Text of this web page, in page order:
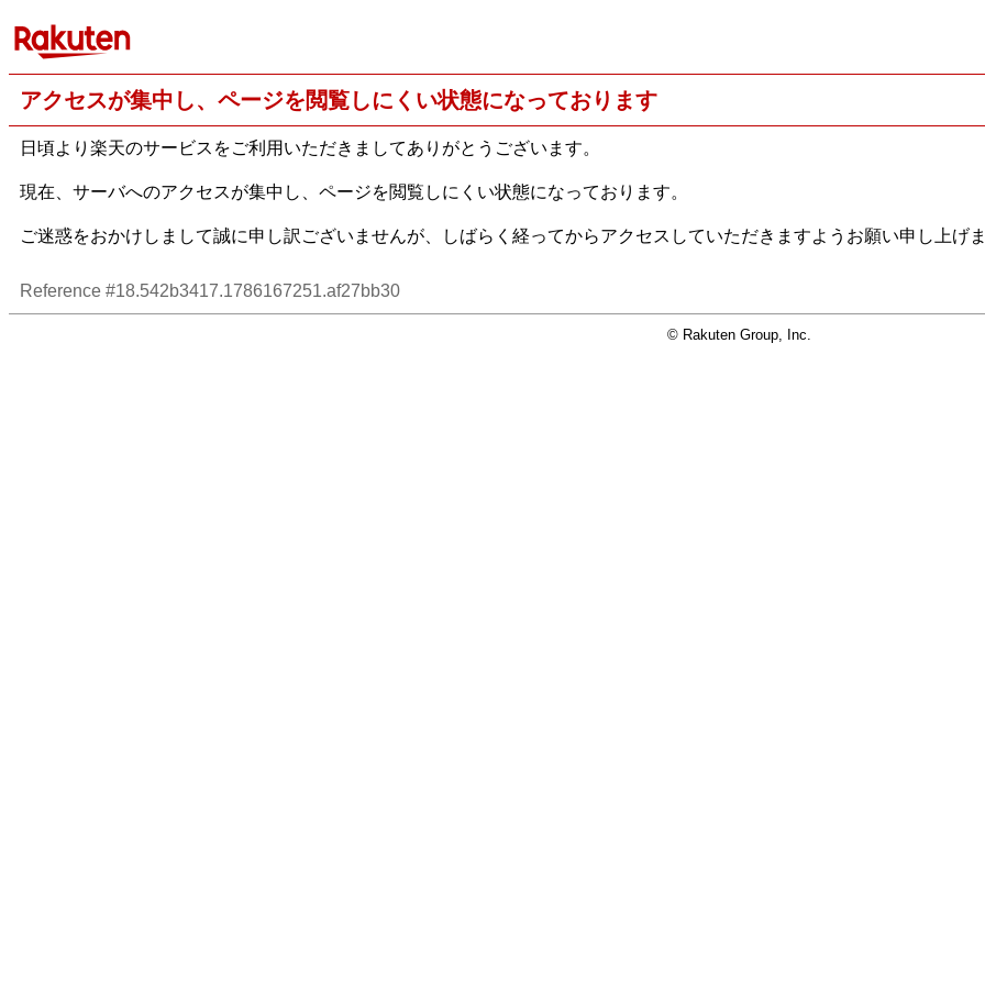
アクセスが集中し、ページを閲覧しにくい状態になっております
日頃より楽天のサービスをご利用いただきましてありがとうございます。
現在、サーバへのアクセスが集中し、ページを閲覧しにくい状態になっております。
ご迷惑をおかけしまして誠に申し訳ございませんが、しばらく経ってからアクセスしていただきますようお願い申し上げ
Reference #18.542b3417.1786167251.af27bb30
© Rakuten Group, Inc.